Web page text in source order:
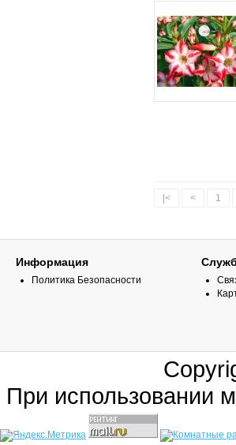
|< < 1
Информация
Политика Безопасности
При использовании